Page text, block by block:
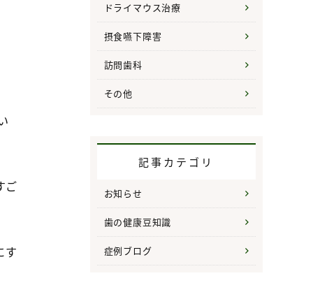
ご
す
ドライマウス治療
摂食嚥下障害
訪問歯科
その他
記事カテゴリ
お知らせ
歯の健康豆知識
症例ブログ